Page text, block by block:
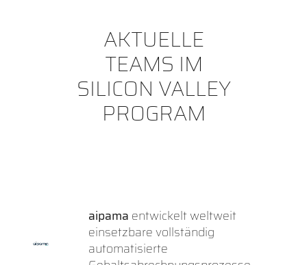
AKTUELLE
TEAMS IM
SILICON VALLEY
PROGRAM
aipama entwickelt weltweit
einsetzbare vollständig
automatisierte